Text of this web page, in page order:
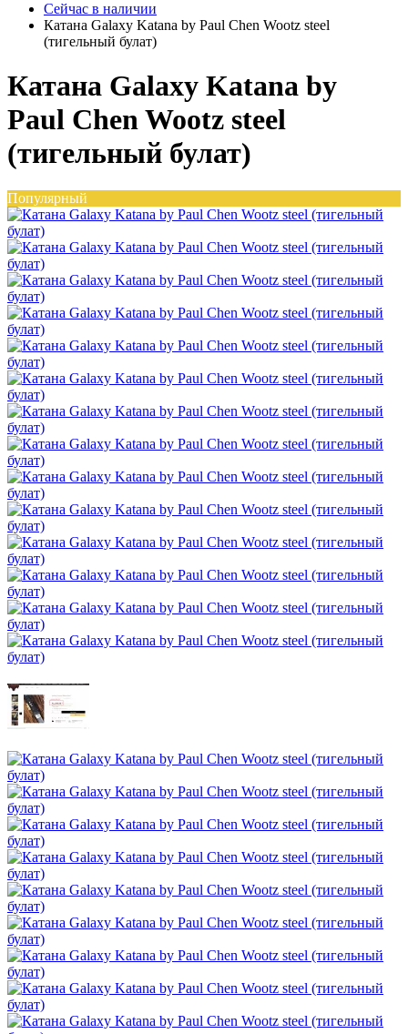
Сейчас в наличии
Катана Galaxy Katana by Paul Chen Wootz steel
(тигельный булат)
Катана Galaxy Katana by
Paul Chen Wootz steel
(тигельный булат)
Популярный